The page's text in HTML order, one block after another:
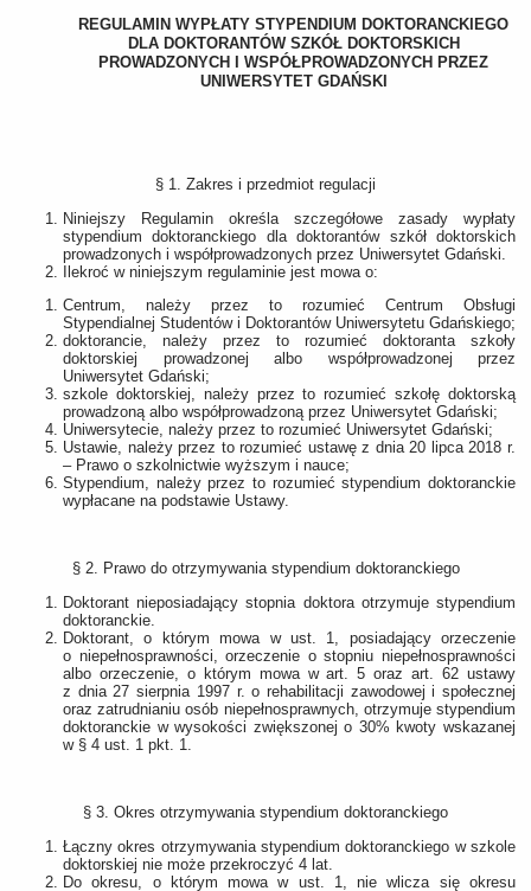
REGULAMIN WYPŁATY STYPENDIUM DOKTORANCKIEGO
DLA DOKTORANTÓW SZKÓŁ DOKTORSKICH
PROWADZONYCH I WSPÓŁPROWADZONYCH PRZEZ
UNIWERSYTET GDAŃSKI
§ 1. Zakres i przedmiot regulacji
Niniejszy Regulamin określa szczegółowe zasady wypłaty
stypendium doktoranckiego dla doktorantów szkół doktorskich
prowadzonych i współprowadzonych przez Uniwersytet Gdański.
Ilekroć w niniejszym regulaminie jest mowa o:
Centrum, należy przez to rozumieć Centrum Obsługi
Stypendialnej Studentów i Doktorantów Uniwersytetu Gdańskiego;
doktorancie, należy przez to rozumieć doktoranta szkoły
doktorskiej prowadzonej albo współprowadzonej przez
Uniwersytet Gdański;
szkole doktorskiej, należy przez to rozumieć szkołę doktorską
prowadzoną albo współprowadzoną przez Uniwersytet Gdański;
Uniwersytecie, należy przez to rozumieć Uniwersytet Gdański;
Ustawie, należy przez to rozumieć ustawę z dnia 20 lipca 2018 r.
‒ Prawo o szkolnictwie wyższym i nauce;
Stypendium, należy przez to rozumieć stypendium doktoranckie
wypłacane na podstawie Ustawy.
§ 2. Prawo do otrzymywania stypendium doktoranckiego
Doktorant nieposiadający stopnia doktora otrzymuje stypendium
doktoranckie.
Doktorant, o którym mowa w ust. 1, posiadający orzeczenie
o niepełnosprawności, orzeczenie o stopniu niepełnosprawności
albo orzeczenie, o którym mowa w art. 5 oraz art. 62 ustawy
z dnia 27 sierpnia 1997 r. o rehabilitacji zawodowej i społecznej
oraz zatrudnianiu osób niepełnosprawnych, otrzymuje stypendium
doktoranckie w wysokości zwiększonej o 30% kwoty wskazanej
w § 4 ust. 1 pkt. 1.
§ 3. Okres otrzymywania stypendium doktoranckiego
Łączny okres otrzymywania stypendium doktoranckiego w szkole
doktorskiej nie może przekroczyć 4 lat.
Do okresu, o którym mowa w ust. 1, nie wlicza się okresu